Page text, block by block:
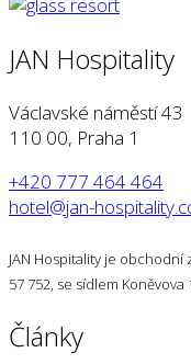
JAN Hospitality
Václavské náměstí 43
110 00, Praha 1
+420 777 464 464
hotel@jan-
JAN Hospitality je obchodní
57 752, se sídlem Koněvova
Články